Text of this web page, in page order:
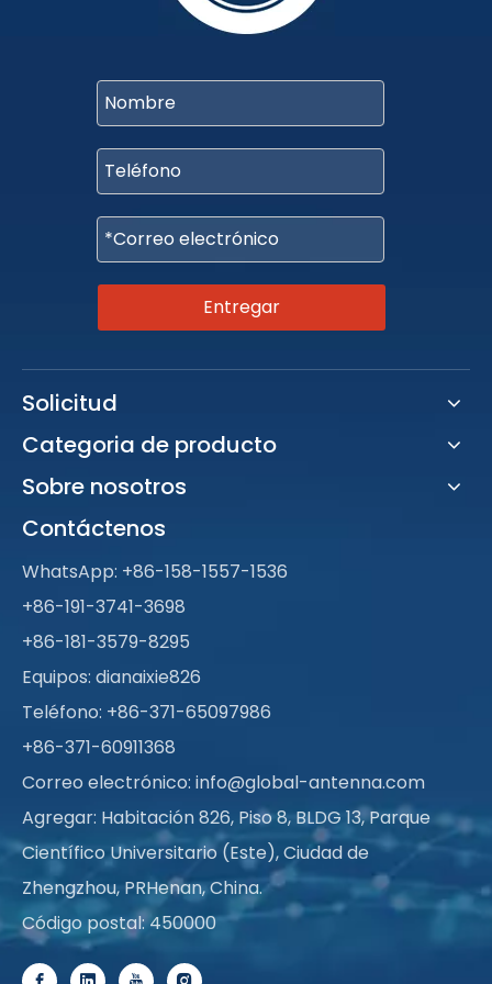
Entregar
Solicitud
Categoria de producto
Sobre nosotros
Contáctenos
WhatsApp: +86-158-1557-1536
+86-191-3741-3698
+86-181-3579-8295
Equipos: dianaixie826
Teléfono: +86-371-65097986
+86-371-60911368
Correo electrónico: info@global-antenna.com
Agregar: Habitación 826, Piso 8, BLDG 13, Parque
Científico Universitario (Este), Ciudad de
Zhengzhou, PRHenan, China.
Código postal: 450000